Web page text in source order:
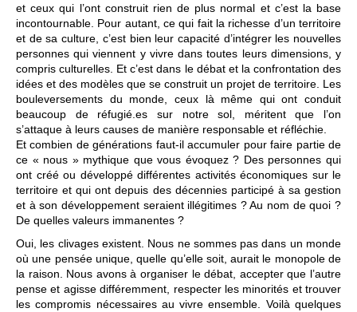
et ceux qui l’ont construit rien de plus normal et c’est la base
incontournable. Pour autant, ce qui fait la richesse d’un territoire
et de sa culture, c’est bien leur capacité d’intégrer les nouvelles
personnes qui viennent y vivre dans toutes leurs dimensions, y
compris culturelles. Et c’est dans le débat et la confrontation des
idées et des modèles que se construit un projet de territoire. Les
bouleversements du monde, ceux là même qui ont conduit
beaucoup de réfugié.es sur notre sol, méritent que l’on
s’attaque à leurs causes de manière responsable et réfléchie.
Et combien de générations faut-il accumuler pour faire partie de
ce « nous » mythique que vous évoquez ? Des personnes qui
ont créé ou développé différentes activités économiques sur le
territoire et qui ont depuis des décennies participé à sa gestion
et à son développement seraient illégitimes ? Au nom de quoi ?
De quelles valeurs immanentes ?
Oui, les clivages existent. Nous ne sommes pas dans un monde
où une pensée unique, quelle qu’elle soit, aurait le monopole de
la raison. Nous avons à organiser le débat, accepter que l’autre
pense et agisse différemment, respecter les minorités et trouver
les compromis nécessaires au vivre ensemble. Voilà quelques